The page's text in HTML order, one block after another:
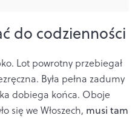
do codzienności
Lot powrotny przebiegał
Była pełna zadumy
dobiega końca. Oboje
się we Włoszech, musi tam